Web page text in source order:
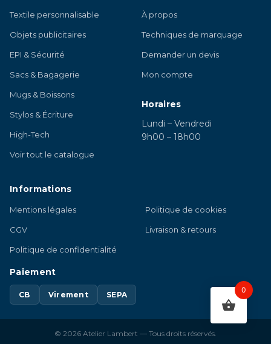
Textile personnalisable
Objets publicitaires
EPI & Sécurité
Sacs & Bagagerie
Mugs & Boissons
Stylos & Écriture
High-Tech
Voir tout le catalogue
À propos
Techniques de marquage
Demander un devis
Mon compte
Horaires
Lundi – Vendredi
9h00 – 18h00
Informations
Mentions légales
CGV
Politique de confidentialité
Politique de cookies
Livraison & retours
Paiement
CB Virement SEPA
© 2026 Atelier Lambert — Tous droits réservés.
0